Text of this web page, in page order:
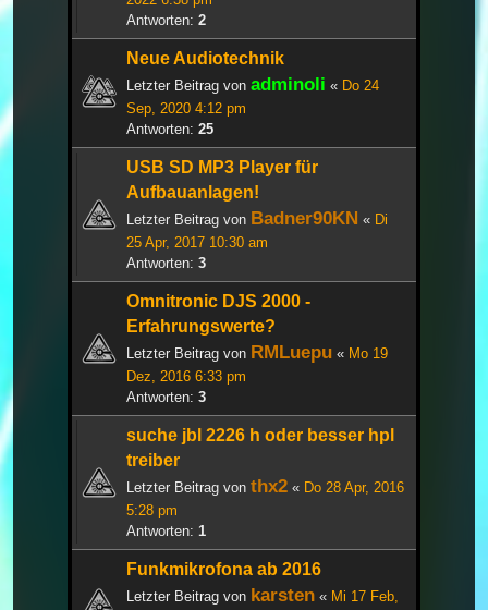
Antworten: 2
Neue Audiotechnik
Letzter Beitrag von adminoli « Do 24
Sep, 2020 4:12 pm
Antworten: 25
USB SD MP3 Player für
Aufbauanlagen!
Letzter Beitrag von Badner90KN « Di
25 Apr, 2017 10:30 am
Antworten: 3
Omnitronic DJS 2000 -
Erfahrungswerte?
Letzter Beitrag von RMLuepu « Mo 19
Dez, 2016 6:33 pm
Antworten: 3
suche jbl 2226 h oder besser hpl
treiber
Letzter Beitrag von thx2 « Do 28 Apr, 2016
5:28 pm
Antworten: 1
Funkmikrofona ab 2016
Letzter Beitrag von karsten « Mi 17 Feb,